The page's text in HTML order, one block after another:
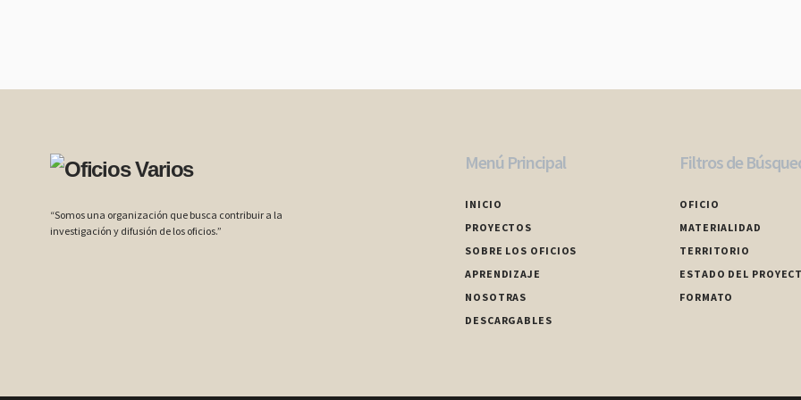
“Somos una organización que busca contribuir a la
investigación y difusión de los oficios.”
Menú Principal
INICIO
PROYECTOS
SOBRE LOS OFICIOS
APRENDIZAJE
NOSOTRAS
DESCARGABLES
Filtros de
OFICIO
MATERIALIDAD
TERRITORIO
ESTADO DEL
FORMATO